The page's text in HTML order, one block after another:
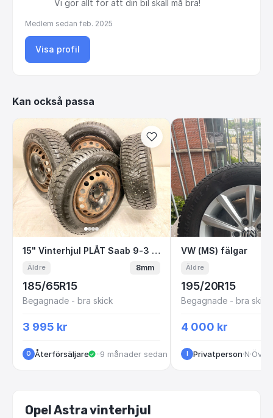
Vi gör allt för att din bil skall må bra!
Medlem sedan feb. 2025
Visa profil
Kan också passa
15" Vinterhjul PLÅT Saab 9-3 9-5 Opel 5x110
15" Vinterhjul PLÅT Saab 9-3 9-5 Opel 5x110 185/65 R15 Dubb
Äldre 8mm
185/65R15
Begagnade - bra skick
3 995 kr
O Återförsäljare ·Rosendalagatan
·9 månader sedan
VW (MS) fälgar
VW (MS) fälgar
Äldre
195/20R15
Begagnade - bra skick
4 000 kr
Privatperson· Norra Ågatan
·Över
Opel Astra vinterhjul